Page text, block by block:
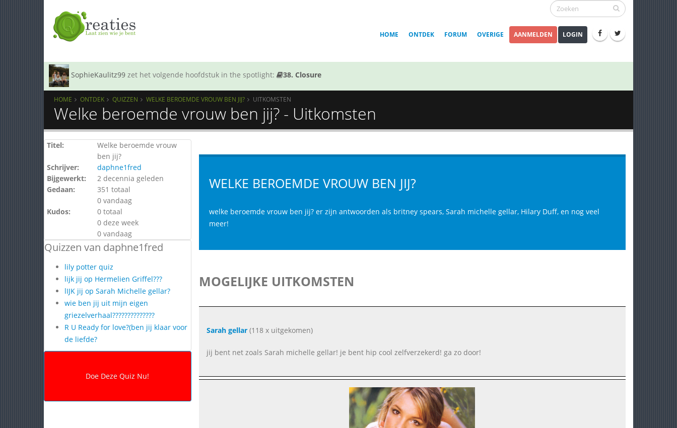
HOME ONTDEK FORUM OVERIGE AANMELDEN LOGIN
SophieKaulitz99 zet het volgende hoofdstuk in the spotlight: 38. Closure
HOME ONTDEK QUIZZEN WELKE BEROEMDE VROUW BEN JIJ? UITKOMSTEN
Welke beroemde vrouw ben jij? - Uitkomsten
Titel:
Welke beroemde vrouw
ben jij?
Schrijver:
daphne1fred
Bijgewerkt:
2 decennia geleden
Gedaan:
351 totaal
0 vandaag
Kudos:
0 totaal
0 deze week
0 vandaag
Quizzen van daphne1fred
lily potter quiz
lijk jij op Hermelien Griffel???
lIJK jij op Sarah Michelle gellar?
wie ben jij uit mijn eigen
griezelverhaal??????????????
R U Ready for love?(ben jij klaar voor
de liefde?
WELKE BEROEMDE VROUW BEN JIJ?
welke beroemde vrouw ben jij? er zijn antwoorden als britney spears, Sarah michelle gellar, Hilary Duff, en nog veel
meer!
MOGELIJKE UITKOMSTEN
Sarah gellar(118 x uitgekomen)
jij bent net zoals Sarah michelle gellar! je bent hip cool zelfverzekerd! ga zo door!